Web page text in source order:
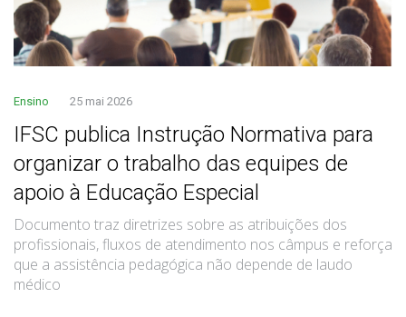
Ensino 25 mai 2026
IFSC publica Instrução Normativa para
organizar o trabalho das equipes de
apoio à Educação Especial
Documento traz diretrizes sobre as atribuições dos
profissionais, fluxos de atendimento nos câmpus e reforça
que a assistência pedagógica não depende de laudo
médico